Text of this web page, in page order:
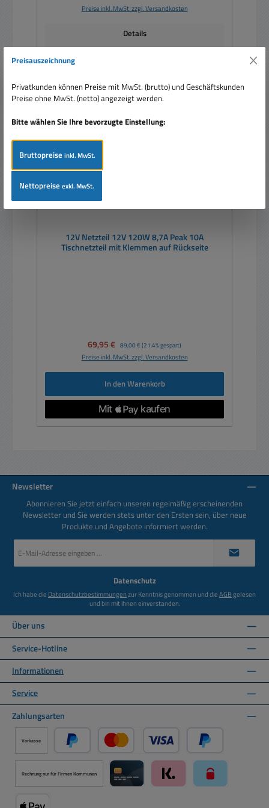
Preise inkl. MwSt. zzgl. Versandkosten
Details
%Rabatt
12V Netzteil 12V 120W 8,7A Peak 10A
Tischnetzteil mit Klemmen auf Rückseite
Verkaufspreis:
69,95 € Regulärer Preis:
89,00 € (21.4% gespart)
Preise inkl. MwSt. zzgl. Versandkosten
In den Warenkorb
Newsletter
Abonnieren Sie jetzt einfach unseren regelmäßig erscheinenden
Newsletter und Sie werden stets unter den Ersten sein, über neue
Produkte und Angebote informiert werden.
Mail-
Datenschutz
Ich habe die Datenschutzbestimmungenzur Kenntnis genommen und dieAGBgelesen
und bin mit ihnen einverstanden.
Über uns
Service-Hotline
Informationen
Service
Zahlungsarten
Vorkasse
PayPal Kredit- oder Debitkarte über PayPal
Später Bezahlen
Rechnung nur für Firmen Kommunen
Preisauszeichnung
Privatkunden können Preise mit MwSt. (brutto) und Geschäftskunden
Preise ohne MwSt. (netto) angezeigt werden.
Bitte wählen Sie Ihre bevorzugte Einstellung:
Bruttopreiseinkl. MwSt.
Nettopreiseexkl. MwSt.